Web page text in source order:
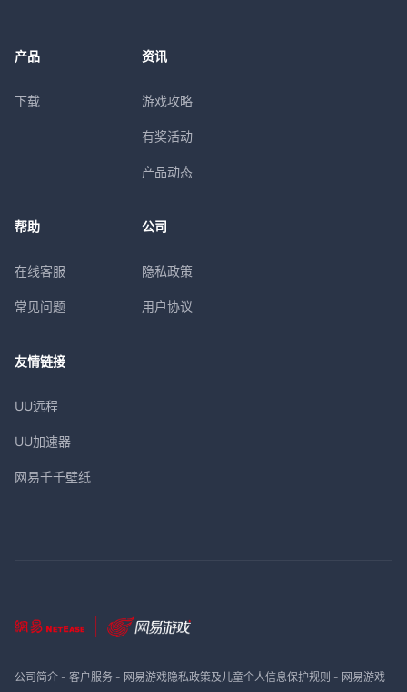
产品
下载
资讯
游戏攻略
有奖活动
产品动态
帮助
在线客服
常见问题
公司
隐私政策
用户协议
友情链接
UU远程
UU加速器
网易千千壁纸
公司简介- 客户服务- 网易游戏隐私政策及儿童个人信息保护规则 - 网易游戏